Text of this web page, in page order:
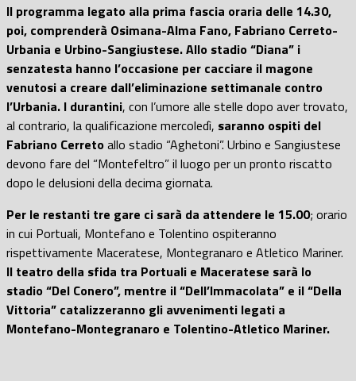
Il programma legato alla prima fascia oraria delle 14.30,
poi, comprenderà Osimana-Alma Fano, Fabriano Cerreto-
Urbania e Urbino-Sangiustese. Allo stadio “Diana” i
senzatesta hanno l’occasione per cacciare il magone
venutosi a creare dall’eliminazione settimanale contro
l’Urbania. I durantini, con l’umore alle stelle dopo aver trovato,
al contrario, la qualificazione mercoledì, saranno ospiti del
Fabriano Cerretoallo stadio “Aghetoni”. Urbino e Sangiustese
devono fare del “Montefeltro” il luogo per un pronto riscatto
dopo le delusioni della decima giornata.
Per le restanti tre gare ci sarà da attendere le 15.00; orario
in cui Portuali, Montefano e Tolentino ospiteranno
rispettivamente Maceratese, Montegranaro e Atletico Mariner.
Il teatro della sfida tra Portuali e Maceratese sarà lo
stadio “Del Conero”, mentre il “Dell’Immacolata” e il “Della
Vittoria” catalizzeranno gli avvenimenti legati a
Montefano-Montegranaro e Tolentino-Atletico Mariner.